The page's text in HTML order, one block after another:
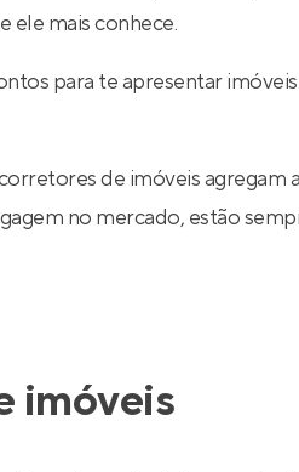
ele mais conhece.
para te apresentar
de imóveis
no mercado, estão
imóveis